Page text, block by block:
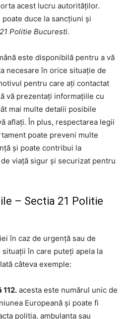
acest lucru autorităților.
duce la sancțiuni și
Politie Bucuresti.
este disponibilă pentru a vă
necesare în orice situație de
pentru care ați contactat
vă prezentați informațiile cu
mai multe detalii posibile
aflați. În plus, respectarea legii
poate preveni multe
și poate contribui la
viață sigur și securizat pentru
– Sectia 21 Politie
în caz de urgență sau de
în care puteți apela la
câteva exemple:
acesta este numărul unic de
Europeană și poate fi
poliția, ambulanța sau